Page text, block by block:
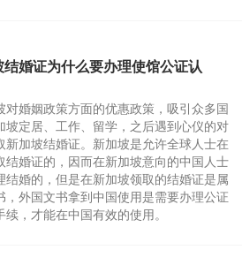
结婚证为什么要办理使馆公证认
对婚姻政策方面的优惠政策，吸引众多国
坡定居、工作、留学，之后遇到心仪的对
新加坡结婚证。新加坡是允许全球人士在
结婚证的，因而在新加坡意向的中国人士
结婚的，但是在新加坡领取的结婚证是属
，外国文书拿到中国使用是需要办理公证
，才能在中国有效的使用。